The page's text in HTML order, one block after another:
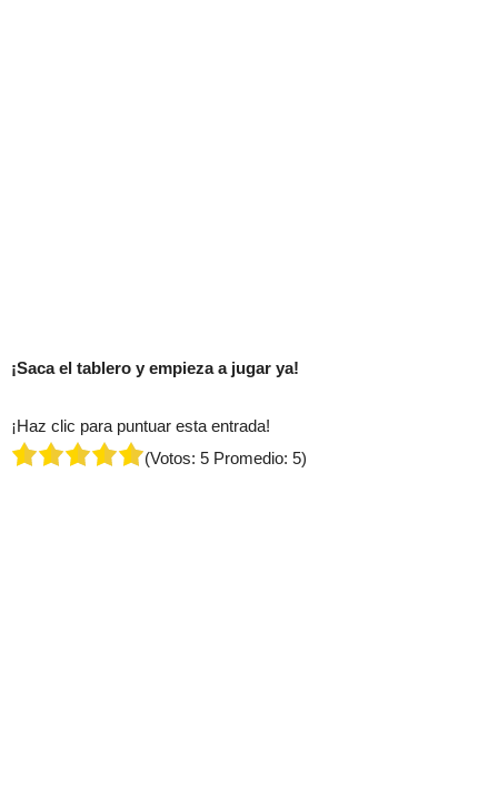
¡Saca el tablero y empieza a jugar ya!
¡Haz clic para puntuar esta entrada!
(Votos: 5 Promedio: 5)